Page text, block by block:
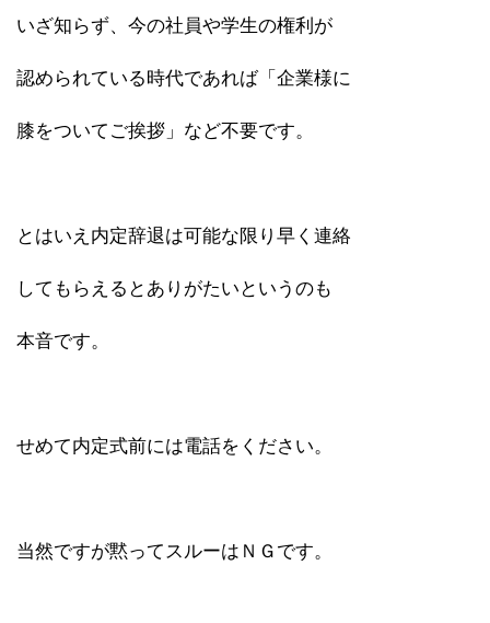
いざ知らず、今の社員や学生の権利が
認められている時代であれば「企業様に
膝をついてご挨拶」など不要です。
とはいえ内定辞退は可能な限り早く連絡
してもらえるとありがたいというのも
本音です。
せめて内定式前には電話をください。
当然ですが黙ってスルーはＮＧです。